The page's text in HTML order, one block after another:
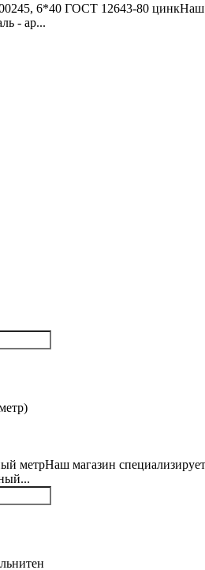
6*40 ГОСТ 12643-80 цинкНаш
- ар...
метрНаш магазин